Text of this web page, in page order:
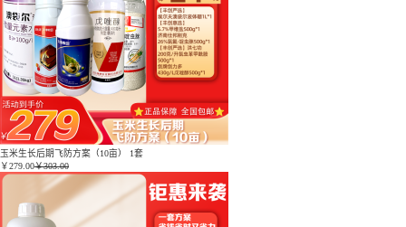
玉米生长后期飞防方案（10亩） 1套
￥279.00￥303.00